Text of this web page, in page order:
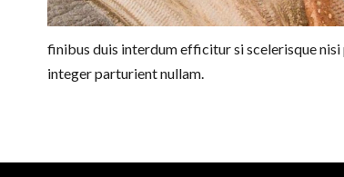
finibus duis interdum efficitur si scelerisque
integer parturient nullam.